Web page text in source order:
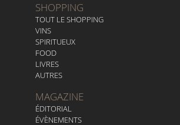
SHOPPING
TOUT LE SHOPPING
VINS
SPIRITUEUX
FOOD
LIVRES
AUTRES
MAGAZINE
ÉDITORIAL
ÉVÈNEMENTS